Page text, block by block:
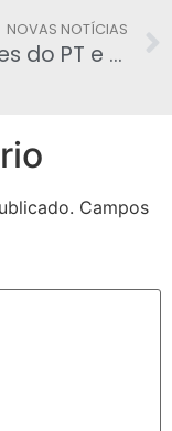
NOVAS NOTÍCIAS
Doações do PT e PSDB se equivalem é propina?
Campos